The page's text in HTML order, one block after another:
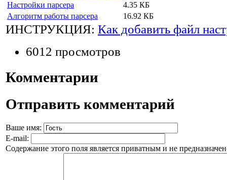
Настройки парсера
4.35 КБ
Алгоритм работы парсера
16.92 КБ
ИНСТРУКЦИЯ: Как добавить файл
6012 просмотров
Комментарии
Отправить комментарий
Ваше имя:
E-mail:
Содержание этого поля является приватным и не